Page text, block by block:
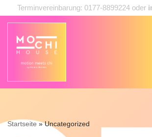
Inhalt
springen
Terminvereinbarung: 0177-8899224 oder
Startseite»Uncategorized